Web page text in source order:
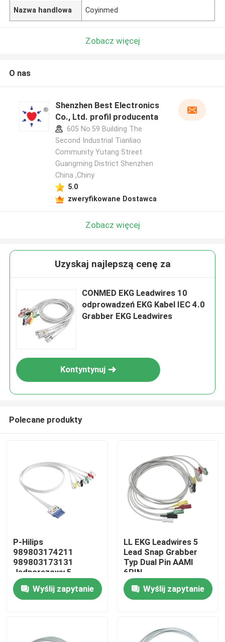
Dom
O nas
Nazwa handlowa Coyinmed
Zobacz więcej
O nas
Shenzhen Best Electronics
Co., Ltd. profil producenta
605 No.59 Building The
Second Industrial Tianliao
Community Yutang Street
Guangming District Shenzhen
China ,Chiny
5.0
zweryfikowane Dostawca
Zobacz więcej
Uzyskaj najlepszą cenę za
CONMED EKG Leadwires 10
odprowadzeń EKG Kabel IEC 4.0
Grabber EKG Leadwires
Kontyntynuj
Polecane produkty
P-Hilips
989803174211
989803173131
Jednorazowy 5-
odprowadzeniowy
zacisk do kabli EKG
Din DG Style IEC
Wyślij zapytanie
LL EKG Leadwires 5
Lead Snap Grabber
Typ Dual Pin AAMI
6PIN
Wyślij zapytanie